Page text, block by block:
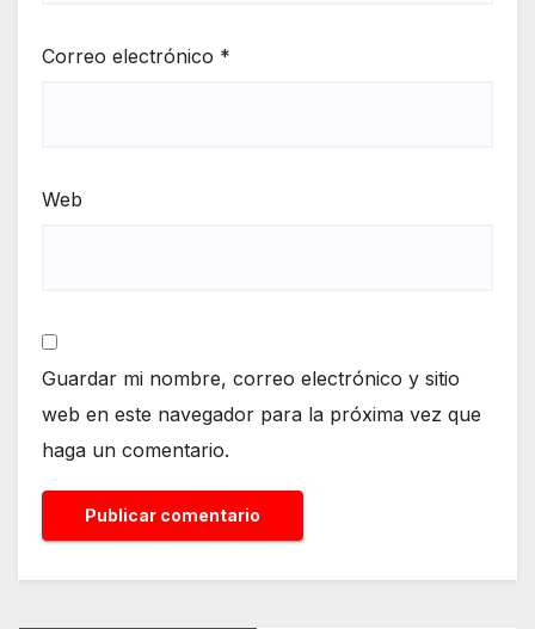
Correo electrónico *
Web
Guardar mi nombre, correo electrónico y sitio
web en este navegador para la próxima vez que
haga un comentario.